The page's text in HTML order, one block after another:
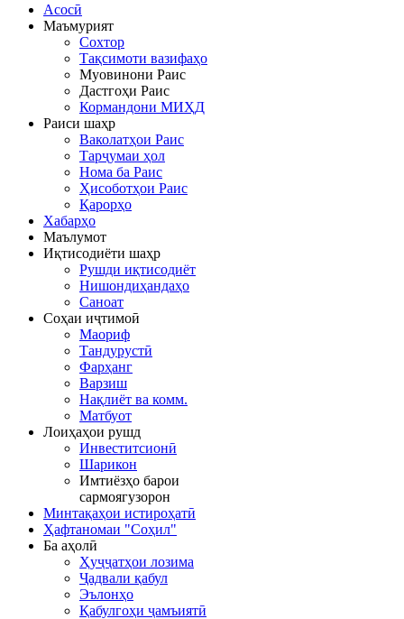
Асосӣ
Маъмурият
Сохтор
Тақсимоти вазифаҳо
Муовинони Раис
Дастгоҳи Раис
Кормандони МИҲД
Раиси шаҳр
Ваколатҳои Раис
Тарҷумаи ҳол
Нома ба Раис
Ҳисоботҳои Раис
Қарорҳо
Хабарҳо
Маълумот
Иқтисодиёти шаҳр
Рушди иқтисодиёт
Нишондиҳандаҳо
Саноат
Соҳаи иҷтимоӣ
Маориф
Тандурустӣ
Фарҳанг
Варзиш
Нақлиёт ва комм.
Матбуот
Лоиҳаҳои рушд
Инвеститсионӣ
Шарикон
Имтиёзҳо барои
сармоягузорон
Минтақаҳои истироҳатӣ
Ҳафтаномаи "Соҳил"
Ба аҳолӣ
Ҳуҷҷатҳои лозима
Ҷадвали қабул
Эълонҳо
Қабулгоҳи ҷамъиятӣ